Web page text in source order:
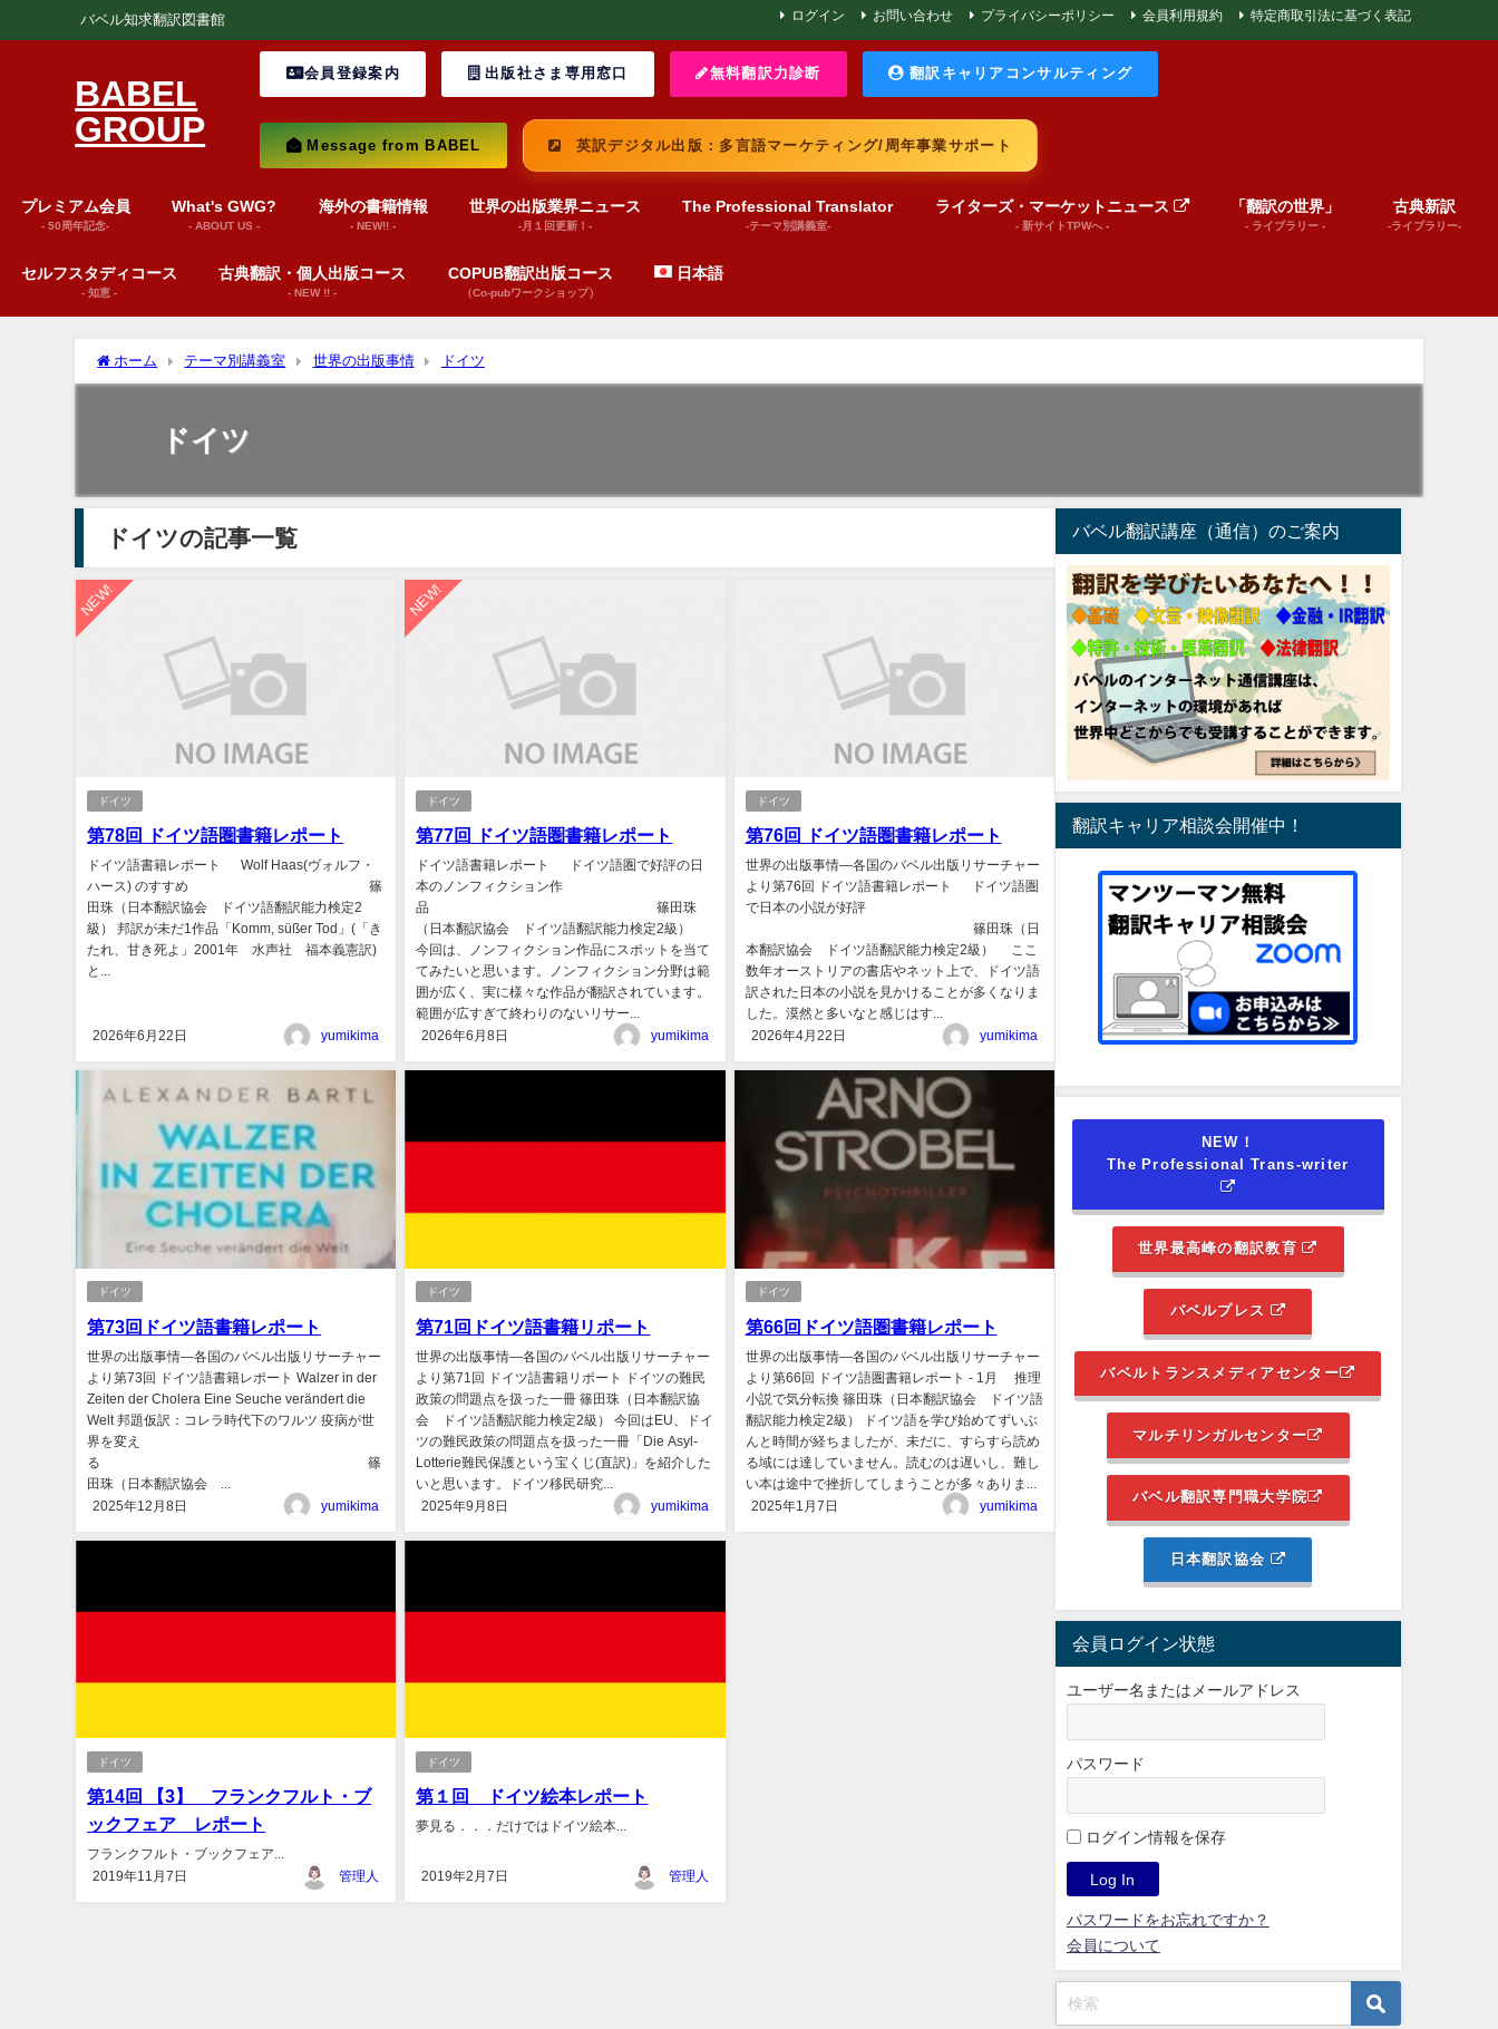
バベル知求翻訳図書館 ログイン お問い合わせ プライバシーポリシー 会員利用規約 特定商取引法に基づく表記
BABEL
GROUP
会員登録案内 出版社さま専用窓口 無料翻訳力診断 翻訳キャリアコンサルティング
Message from BABEL 英訳デジタル出版：多言語マーケティング/周年事業サポート
プレミアム会員
- 50周年記念-
What's GWG?
- ABOUT US -
海外の書籍情報
- NEW!! -
世界の出版業界ニュース
-月１回更新！-
The Professional Translator
-テーマ別講義室-
ライターズ・マーケットニュース
- 新サイトTPWへ -
「翻訳の世界」
- ライブラリー -
古典新訳
-ライブラリー-
セルフスタディコース
- 知恵 -
古典翻訳・個人出版コース
- NEW !! -
COPUB翻訳出版コース
（Co-pubワークショップ）
日本語
ホーム テーマ別講義室 世界の出版事情 ドイツ
ドイツ
ドイツの記事一覧
NEW!
ドイツ
第78回 ドイツ語圏書籍レポート
ドイツ語書籍レポート Wolf Haas(ヴォルフ・
ハース) のすすめ 篠
田珠（日本翻訳協会 ドイツ語翻訳能力検定2
級） 邦訳が未だ1作品「Komm, süßer Tod」(「き
たれ、甘き死よ」2001年 水声社 福本義憲訳)
と...
2026年6月22日 yumikima
NEW!
ドイツ
第77回 ドイツ語圏書籍レポート
ドイツ語書籍レポート ドイツ語圏で好評の日
本のノンフィクション作
品 篠田珠
（日本翻訳協会 ドイツ語翻訳能力検定2級）
今回は、ノンフィクション作品にスポットを当て
てみたいと思います。ノンフィクション分野は範
囲が広く、実に様々な作品が翻訳されています。
範囲が広すぎて終わりのないリサー...
2026年6月8日
yumikima
ドイツ
第76回 ドイツ語圏書籍レポート
世界の出版事情―各国のバベル出版リサーチャー
より第76回 ドイツ語書籍レポート ドイツ語圏
で日本の小説が好評
篠田珠（日
本翻訳協会 ドイツ語翻訳能力検定2級） ここ
数年オーストリアの書店やネット上で、ドイツ語
訳された日本の小説を見かけることが多くなりま
した。漠然と多いなと感じはす...
2026年4月22日
yumikima
ドイツ
第73回ドイツ語書籍レポート
世界の出版事情―各国のバベル出版リサーチャー
より第73回 ドイツ語書籍レポート Walzer in der
Zeiten der Cholera Eine Seuche verändert die
Welt 邦題仮訳：コレラ時代下のワルツ 疫病が世
界を変え
る 篠
田珠（日本翻訳協会 ...
2025年12月8日
yumikima
ドイツ
第71回ドイツ語書籍リポート
世界の出版事情―各国のバベル出版リサーチャー
より第71回 ドイツ語書籍リポート ドイツの難民
政策の問題点を扱った一冊 篠田珠（日本翻訳協
会 ドイツ語翻訳能力検定2級） 今回はEU、ドイ
ツの難民政策の問題点を扱った一冊「Die Asyl-
Lotterie難民保護という宝くじ(直訳)」を紹介した
いと思います。ドイツ移民研究...
2025年9月8日
yumikima
ドイツ
第66回ドイツ語圏書籍レポート
世界の出版事情―各国のバベル出版リサーチャー
より第66回 ドイツ語圏書籍レポート - 1月 推理
小説で気分転換 篠田珠（日本翻訳協会 ドイツ語
翻訳能力検定2級） ドイツ語を学び始めてずいぶ
んと時間が経ちましたが、未だに、すらすら読め
る域には達していません。読むのは遅いし、難し
い本は途中で挫折してしまうことが多々ありま...
2025年1月7日
yumikima
ドイツ
第14回 【3】 フランクフルト・ブ
ックフェア レポート
フランクフルト・ブックフェア...
2019年11月7日
管理人
ドイツ
第１回 ドイツ絵本レポート
夢見る．．．だけではドイツ絵本...
2019年2月7日 管理人
バベル翻訳講座（通信）のご案内
翻訳キャリア相談会開催中！
NEW！
The Professional Trans-writer
世界最高峰の翻訳教育
バベルプレス
バベルトランスメディアセンター
マルチリンガルセンター
バベル翻訳専門職大学院
日本翻訳協会
会員ログイン状態
ユーザー名またはメールアドレス
パスワード
ログイン情報を保存
パスワードをお忘れですか？
会員について